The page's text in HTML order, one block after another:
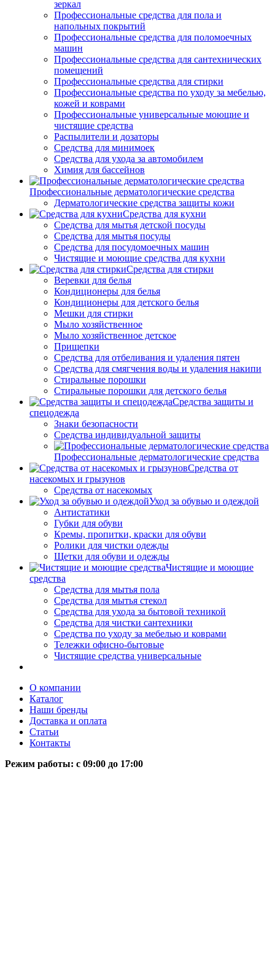
зеркал
Профессиональные средства для пола и
напольных покрытий
Профессиональные средства для поломоечных
машин
Профессиональные средства для сантехнических
помещений
Профессиональные средства для стирки
Профессиональные средства по уходу за мебелью,
кожей и коврами
Профессиональные универсальные моющие и
чистящие средства
Распылители и дозаторы
Средства для минимоек
Средства для ухода за автомобилем
Химия для бассейнов
Профессиональные дерматологические средства
Дерматологические средства защиты кожи
Средства для кухни
Средства для мытья детской посуды
Средства для мытья посуды
Средства для посудомоечных машин
Чистящие и моющие средства для кухни
Средства для стирки
Веревки для белья
Кондиционеры для белья
Кондиционеры для детского белья
Мешки для стирки
Мыло хозяйственное
Мыло хозяйственное детское
Прищепки
Средства для отбеливания и удаления пятен
Средства для смягчения воды и удаления накипи
Стиральные порошки
Стиральные порошки для детского белья
Средства защиты и
спецодежда
Знаки безопасности
Средства индивидуальной защиты
Профессиональные дерматологические средства
Средства от
насекомых и грызунов
Средства от насекомых
Уход за обувью и одеждой
Антистатики
Губки для обуви
Кремы, пропитки, краски для обуви
Ролики для чистки одежды
Щетки для обуви и одежды
Чистящие и моющие
средства
Средства для мытья пола
Средства для мытья стекол
Средства для ухода за бытовой техникой
Средства для чистки сантехники
Средства по уходу за мебелью и коврами
Тележки офисно-бытовые
Чистящие средства универсальные
О компании
Каталог
Наши бренды
Доставка и оплата
Статьи
Контакты
Режим работы: c 09:00 до 17:00